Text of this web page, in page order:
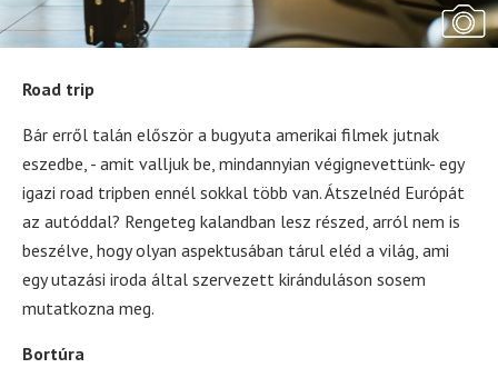
Road trip
Bár erről talán először a bugyuta amerikai filmek jutnak
eszedbe, - amit valljuk be, mindannyian végignevettünk- egy
igazi road tripben ennél sokkal több van. Átszelnéd Európát
az autóddal? Rengeteg kalandban lesz részed, arról nem is
beszélve, hogy olyan aspektusában tárul eléd a világ, ami
egy utazási iroda által szervezett kiránduláson sosem
mutatkozna meg.
Bortúra